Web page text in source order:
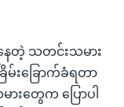
ေတဲ့ သတင်းသမား
းခြောက်ခံရတာ
တွေက ပြောပါ